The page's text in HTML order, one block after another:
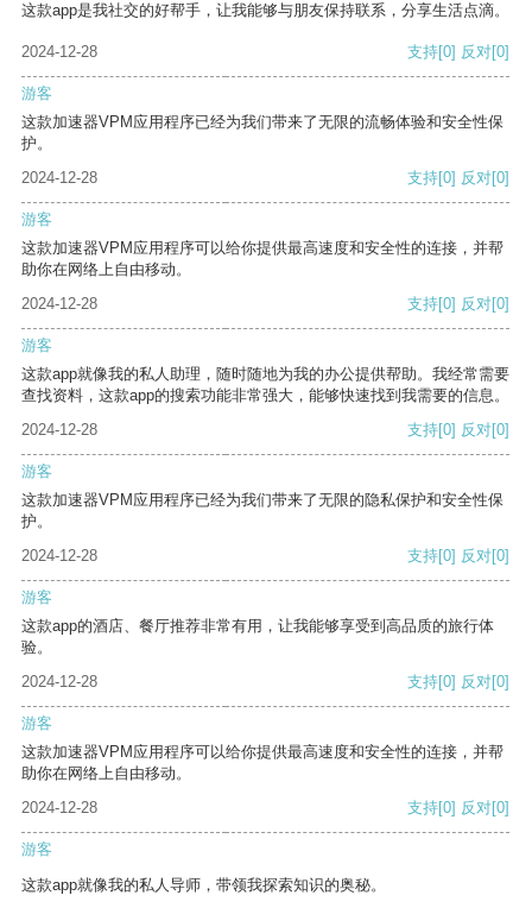
这款app是我社交的好帮手，让我能够与朋友保持联系，分享生活点滴。
2024-12-28 支持[0] 反对[0]
游客
这款加速器VPM应用程序已经为我们带来了无限的流畅体验和安全性保
护。
2024-12-28
支持[0] 反对[0]
游客
这款加速器VPM应用程序可以给你提供最高速度和安全性的连接，并帮
助你在网络上自由移动。
2024-12-28
支持[0] 反对[0]
游客
这款app就像我的私人助理，随时随地为我的办公提供帮助。我经常需要
查找资料，这款app的搜索功能非常强大，能够快速找到我需要的信息。
2024-12-28
支持[0] 反对[0]
游客
这款加速器VPM应用程序已经为我们带来了无限的隐私保护和安全性保
护。
2024-12-28
支持[0] 反对[0]
游客
这款app的酒店、餐厅推荐非常有用，让我能够享受到高品质的旅行体
验。
2024-12-28
支持[0] 反对[0]
游客
这款加速器VPM应用程序可以给你提供最高速度和安全性的连接，并帮
助你在网络上自由移动。
2024-12-28
支持[0] 反对[0]
游客
这款app就像我的私人导师，带领我探索知识的奥秘。